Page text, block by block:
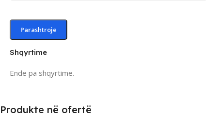
Shqyrtime
Ende pa shqyrtime.
Produkte në ofertë